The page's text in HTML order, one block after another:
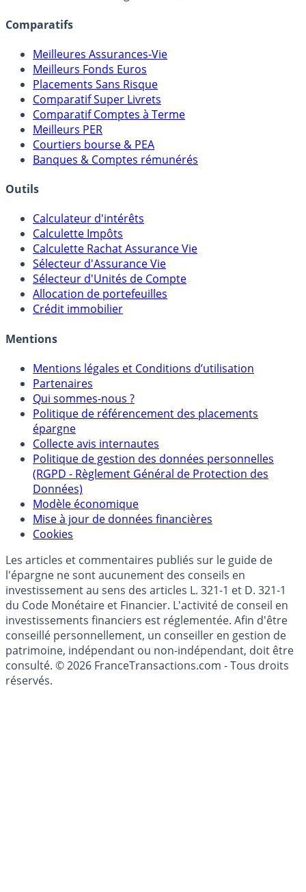
assureurs, sociétés de gestion, CGP, etc.
Comparatifs
Meilleures Assurances-Vie
Meilleurs Fonds Euros
Placements Sans Risque
Comparatif Super Livrets
Comparatif Comptes à Terme
Meilleurs PER
Banques & Comptes rémunérés
Outils
Calculateur d'intérêts
Calculette Impôts
Calculette Rachat Assurance Vie
Sélecteur d'Assurance Vie
Sélecteur d'Unités de Compte
Crédit immobilier
Mentions
Mentions légales et Conditions d’utilisation
Partenaires
Qui sommes-nous ?
Politique de référencement des placements
épargne
Collecte avis internautes
Politique de gestion des données personnelles
(RGPD - Règlement Général de Protection des
Données)
Modèle économique
Cookies
Les articles et commentaires publiés sur le guide de
l'épargne ne sont aucunement des conseils en
investissement au sens des articles L. 321-1 et D. 321-1
du Code Monétaire et Financier. L'activité de conseil en
investissements financiers est réglementée. Afin d'être
conseillé personnellement, un conseiller en gestion de
patrimoine, indépendant ou non-indépendant, doit être